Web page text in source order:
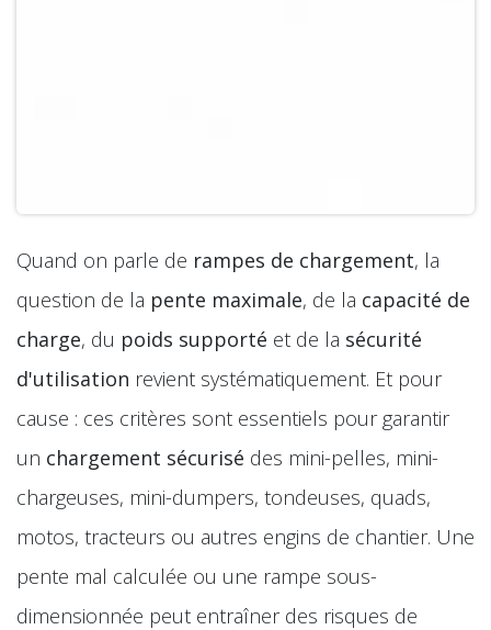
Quand on parle de rampes de chargement, la
question de la pente maximale, de la capacité de
charge, du poids supporté et de la sécurité
d'utilisation revient systématiquement. Et pour
cause : ces critères sont essentiels pour garantir
un chargement sécurisé des mini-pelles, mini-
chargeuses, mini-dumpers, tondeuses, quads,
motos, tracteurs ou autres engins de chantier. Une
pente mal calculée ou une rampe sous-
dimensionnée peut entraîner des risques de